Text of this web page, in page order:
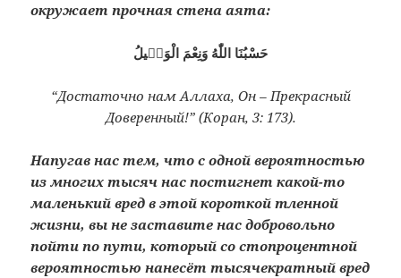
окружает прочная стена аята:
حَسْبُنَا اللّٰهُ وَنِعْمَ الْوَكٖيلُ
“Достаточно нам Аллаха, Он – Прекрасный
Доверенный!” (Коран, 3: 173).
Напугав нас тем, что с одной вероятностью
из многих тысяч нас постигнет какой-то
маленький вред в этой короткой тленной
жизни, вы не заставите нас добровольно
пойти по пути, который со стопроцентной
вероятностью нанесёт тысячекратный вред